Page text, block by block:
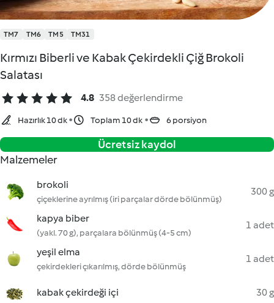
TM7 TM6 TM5 TM31
Kırmızı Biberli ve Kabak Çekirdekli Çiğ Brokoli
Salatası
4.8 358 değerlendirme
Hazırlık 10 dk Toplam 10 dk 6 porsiyon
Ücretsiz kaydol
Malzemeler
brokoli
çiçeklerine ayrılmış (iri parçalar dörde bölünmüş)
300 g
kapya biber
(yakl. 70 g), parçalara bölünmüş (4-5 cm)
1 adet
yeşil elma
çekirdekleri çıkarılmış, dörde bölünmüş
1 adet
kabak çekirdeği içi
30 g